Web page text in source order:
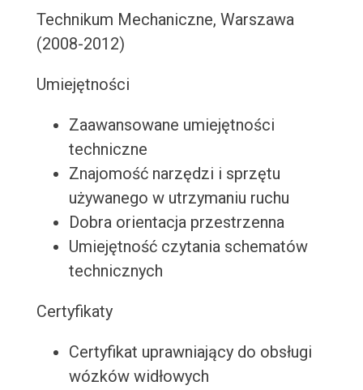
Technikum Mechaniczne, Warszawa
(2008-2012)
Umiejętności
Zaawansowane umiejętności
techniczne
Znajomość narzędzi i sprzętu
używanego w utrzymaniu ruchu
Dobra orientacja przestrzenna
Umiejętność czytania schematów
technicznych
Certyfikaty
Certyfikat uprawniający do obsługi
wózków widłowych